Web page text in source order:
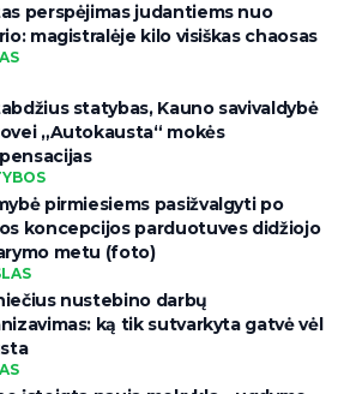
perspėjimas judantiems nuo
magistralėje kilo visiškas chaosas
statybas, Kauno savivaldybė
„Autokausta“ mokės
pirmiesiems pasižvalgyti po
koncepcijos parduotuves didžiojo
metu (foto)
nustebino darbų
ką tik sutvarkyta gatvė vėl